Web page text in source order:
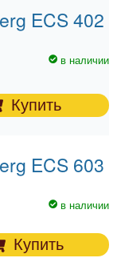
ECS 402
в наличии
Купить
ECS 603
в наличии
Купить